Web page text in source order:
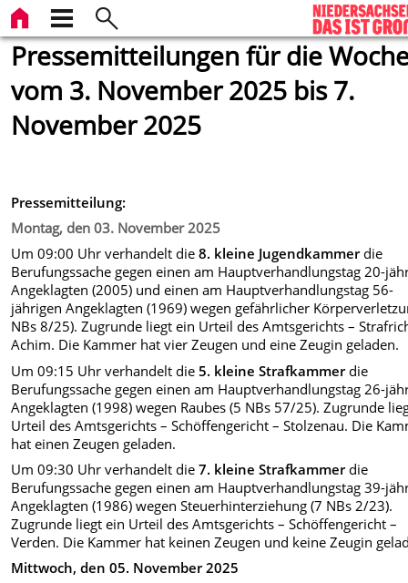
Pressemitteilungen für die
vom 3. November 2025 bis 7.
November 2025
Pressemitteilung:
Montag, den 03. November 2025
Um 09:00 Uhr verhandelt die8. kleine Jugendkammerdie
Berufungssache gegen einen am Hauptverhandlungstag 20-
Angeklagten (2005) und einen am Hauptverhandlungstag 56-
jährigen Angeklagten (1969) wegen gefährlicher
NBs 8/25). Zugrunde liegt ein Urteil des Amtsgerichts –
Achim. Die Kammer hat vier Zeugen und eine Zeugin geladen.
Um 09:15 Uhr verhandelt die5. kleine Strafkammerdie
Berufungssache gegen einen am Hauptverhandlungstag 26-
Angeklagten (1998) wegen Raubes (5 NBs 57/25). Zugrunde
Urteil des Amtsgerichts – Schöffengericht – Stolzenau. Die
hat einen Zeugen geladen.
Um 09:30 Uhr verhandelt die7. kleine Strafkammerdie
Berufungssache gegen einen am Hauptverhandlungstag 39-
Angeklagten (1986) wegen Steuerhinterziehung (7 NBs 2/23).
Zugrunde liegt ein Urteil des Amtsgerichts – Schöffengericht –
Verden. Die Kammer hat keinen Zeugen und keine Zeugin
Mittwoch, den 05. November 2025